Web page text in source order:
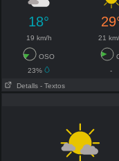
18°
19 km/h 21
OSO
23%
-
Detalls - Textos